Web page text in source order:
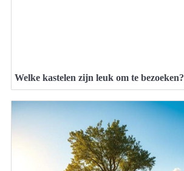
Welke kastelen zijn leuk om te bezoeken?